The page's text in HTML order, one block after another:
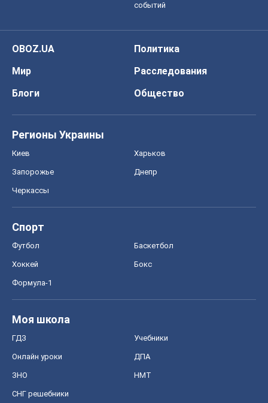
событий
OBOZ.UA
Политика
Мир
Расследования
Блоги
Общество
Регионы Украины
Киев Харьков
Запорожье Днепр
Черкассы
Спорт
Футбол Баскетбол
Хоккей Бокс
Формула-1
Моя школа
ГДЗ Учебники
Онлайн уроки ДПА
ЗНО НМТ
СНГ решебники